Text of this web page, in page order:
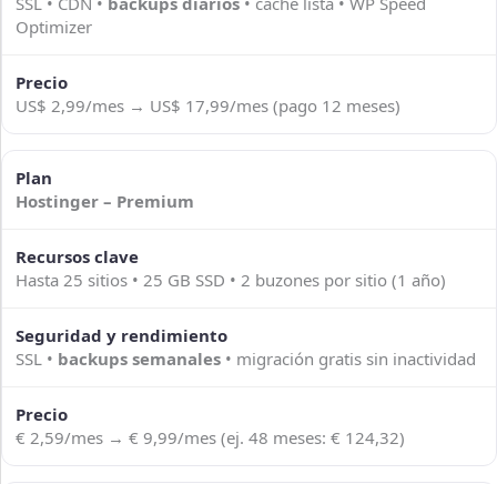
Optimizer
US$ 2,99/mes → US$ 17,99/mes (pago 12 meses)
Hostinger – Premium
Hasta 25 sitios • 25 GB SSD • 2 buzones por sitio (1 año)
SSL • backups semanales • migración gratis sin inactividad
€ 2,59/mes → € 9,99/mes (ej. 48 meses: € 124,32)